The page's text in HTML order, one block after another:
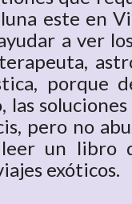
este en
a ver
porque
las
pero no
un libro
exóticos.